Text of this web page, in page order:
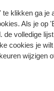
te klikken ga je
Als je op
de volledige
cookies je
wijzigen
Sunweb
gesteld.